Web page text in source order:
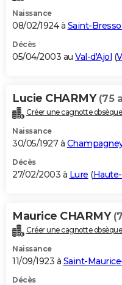
Naissance
08/02/1924 à Saint-
Décès
05/04/2003 au Val-d'Ajol (
Lucie CHARMY (75
Créer une cagnotte
Naissance
30/05/1927 à
Décès
27/02/2003 à Lure (
Maurice CHARMY
Créer une cagnotte
Naissance
11/09/1923 à Saint-
Décès